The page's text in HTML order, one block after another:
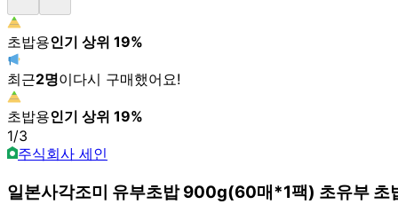
초밥용인기 상위 19%
최근2명이다시 구매했어요!
초밥용인기 상위 19%
1/3
주식회사 세인
일본사각조미 유부초밥 900g(60매*1팩) 초유부 초